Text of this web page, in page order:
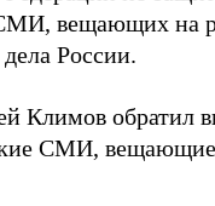
вещающих на
России.
Климов обратил
СМИ,